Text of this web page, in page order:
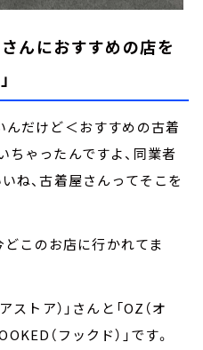
んにおすすめの店を
んだけど＜おすすめの古着
ちゃったんですよ、同業者
ね、古着屋さんってそこを
どこのお店に行かれてま
トア）」さんと「OZ（オ
（フックド）」です。